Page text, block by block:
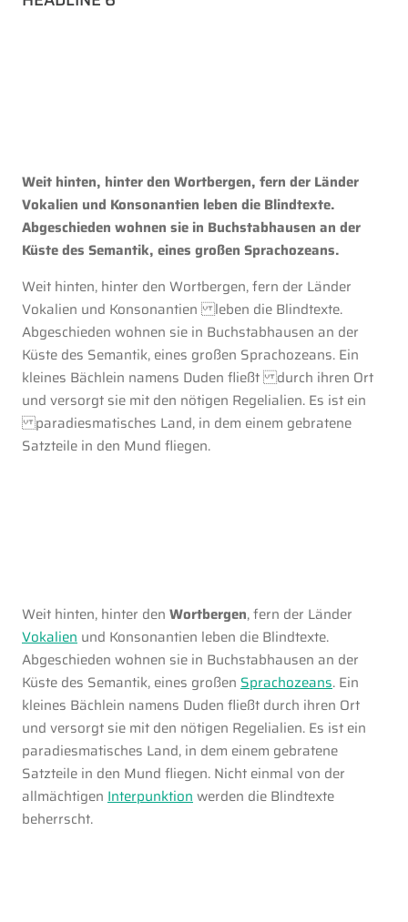
Weit hinten, hinter den Wortbergen, fern der Länder
Vokalien und Konsonantien leben die Blindtexte.
Abgeschieden wohnen sie in Buchstabhausen an der
Küste des Semantik, eines großen Sprachozeans.
Weit hinten, hinter den Wortbergen, fern der Länder
Vokalien und Konsonantien leben die Blindtexte.
Abgeschieden wohnen sie in Buchstabhausen an der
Küste des Semantik, eines großen Sprachozeans. Ein
kleines Bächlein namens Duden fließt durch ihren Ort
und versorgt sie mit den nötigen Regelialien. Es ist ein
paradiesmatisches Land, in dem einem gebratene
Satzteile in den Mund fliegen.
Weit hinten, hinter den Wortbergen, fern der Länder
Vokalien und Konsonantien leben die Blindtexte.
Abgeschieden wohnen sie in Buchstabhausen an der
Küste des Semantik, eines großen Sprachozeans. Ein
kleines Bächlein namens Duden fließt durch ihren Ort
und versorgt sie mit den nötigen Regelialien. Es ist ein
paradiesmatisches Land, in dem einem gebratene
Satzteile in den Mund fliegen. Nicht einmal von der
allmächtigen Interpunktionwerden die Blindtexte
beherrscht.